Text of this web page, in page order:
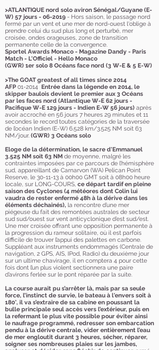
>ATLANTIQUE nord solo aviron Sénégal/Guyane (E-
W) 57 jours - 06-2019 - Hors saison, le passage nord
fermé par un vent et une mer de nord-ouest l'oblige à
prendre celui du sud plus long et perturbé, mer
croisée, ondes orageuses, zone de transition
permanente celle de la convergence.
Sportel Awards Monaco - Magazine Dandy - Paris
Match - L'Officiel - Hello Monaco
(GWR) 1er solo 8 Océans face nord (3 W-E & 5 E-W)
>The GOATgreatest of all times since 2014
AFP01-2014 Entrée dans la légende en 2014, le
skipper baulois devient le premier aux 3 Océans
par les faces nord (Atlantique W-E 62 jours -
Pacifique W-E 129 jours - Indien E-W 56 jours) après
avoir accroché en 56 jours 7 heures 29 minutes et 11
secondes le record toutes catégories de la traversée
de l’océan Indien (E-W) 6.528 km/3.525 NM soit 63
NM/jour. (GWR) 3 Océans solo
Eloge de la détermination, le sacre d'Emmanuel
3.525 NM soit 63 NM de moyenne, malgré les
contraintes imposées par ce parcours de l’hémisphère
sud, appareillant de Carnarvon (WA) Pelican Point
Reserve, le 30-11-13 à 00h00 GMT soit à 08h00 heure
locale, sur LONG-COURS, ce départ tardif en pleine
saison des Cyclones (4 météores dont Colin lui
vaudra de rester enfermé 48h à la dérive dans les
éléments déchainés), la rencontre d’une mer
piégeuse du fait des remontées australes de secteur
sud sud/ouest sur vent anticyclonique d’est sud/est.
Une mer croisée offrant une opposition permanente à
la progression du rameur solitaire, où il est parfois
difficile de trouver l’appui des palettes en carbone.
Suppléant aux instruments endommagés (Centrale de
navigation, 2 GPS, AIS, IPod, Radio) du deuxième jour
sur un ultime chavirage, il en comptera 4 pour cette
fois dont l’un plus violent sectionnera une paire
d’avirons ferlée sur le pont réparée par la suite.
La course aurait pu s’arrêter là, mais par sa seule
force, l’instinct de survie, le bateau à l'envers soit à
180°, il va s’extraire de sa cabine en poussant la
bulle principale seul accès vers l’extérieur, puis en
la refermant le plus vite possible pour éviter ainsi
le naufrage programmé, redresser son embarcation
pendu à la dérive centrale, vider entièrement l’eau
de mer engloutit durant 3 heures, sécher, réparer,
soigner ses nombreuses plaies sur les jambes,